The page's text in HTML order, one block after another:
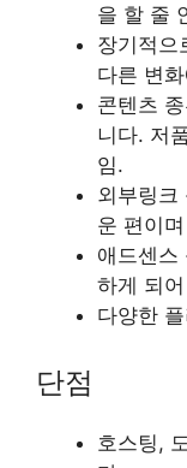
을 할 줄
장기적으
다른 변
콘텐츠
니다. 저
임.
외부링크
운 편이
애드센스
하게 되
다양한
단점
호스팅,